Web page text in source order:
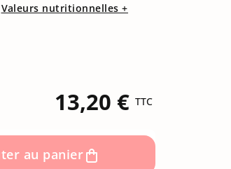
Valeurs nutritionnelles +
13,20 € TTC
au panier